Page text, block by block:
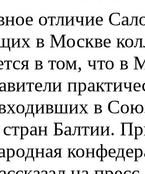
отличие
в Москве
в том, что
в
Балтии.